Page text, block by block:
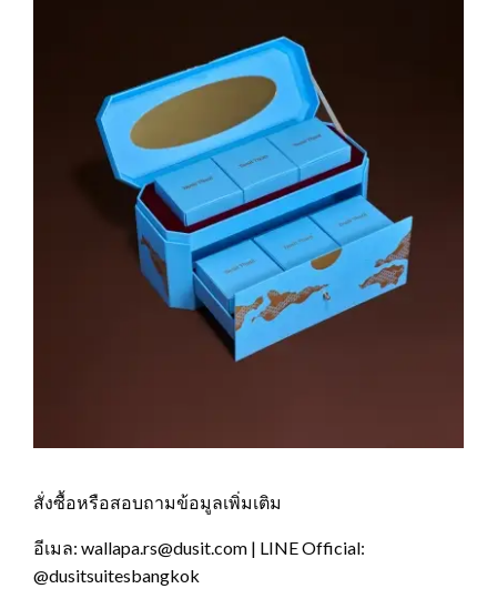
สั่งซื้อหรือสอบถามข้อมูลเพิ่มเติม
อีเมล: wallapa.rs@dusit.com | LINE Official:
@dusitsuitesbangkok